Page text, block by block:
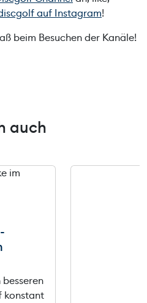
auf Instagram!
beim Besuchen der Kanäle!
auch
konstant